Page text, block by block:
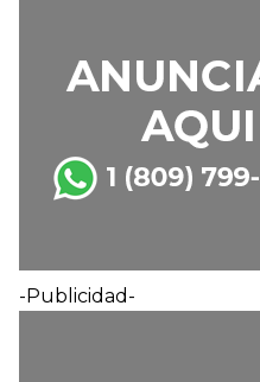
-Publicidad-